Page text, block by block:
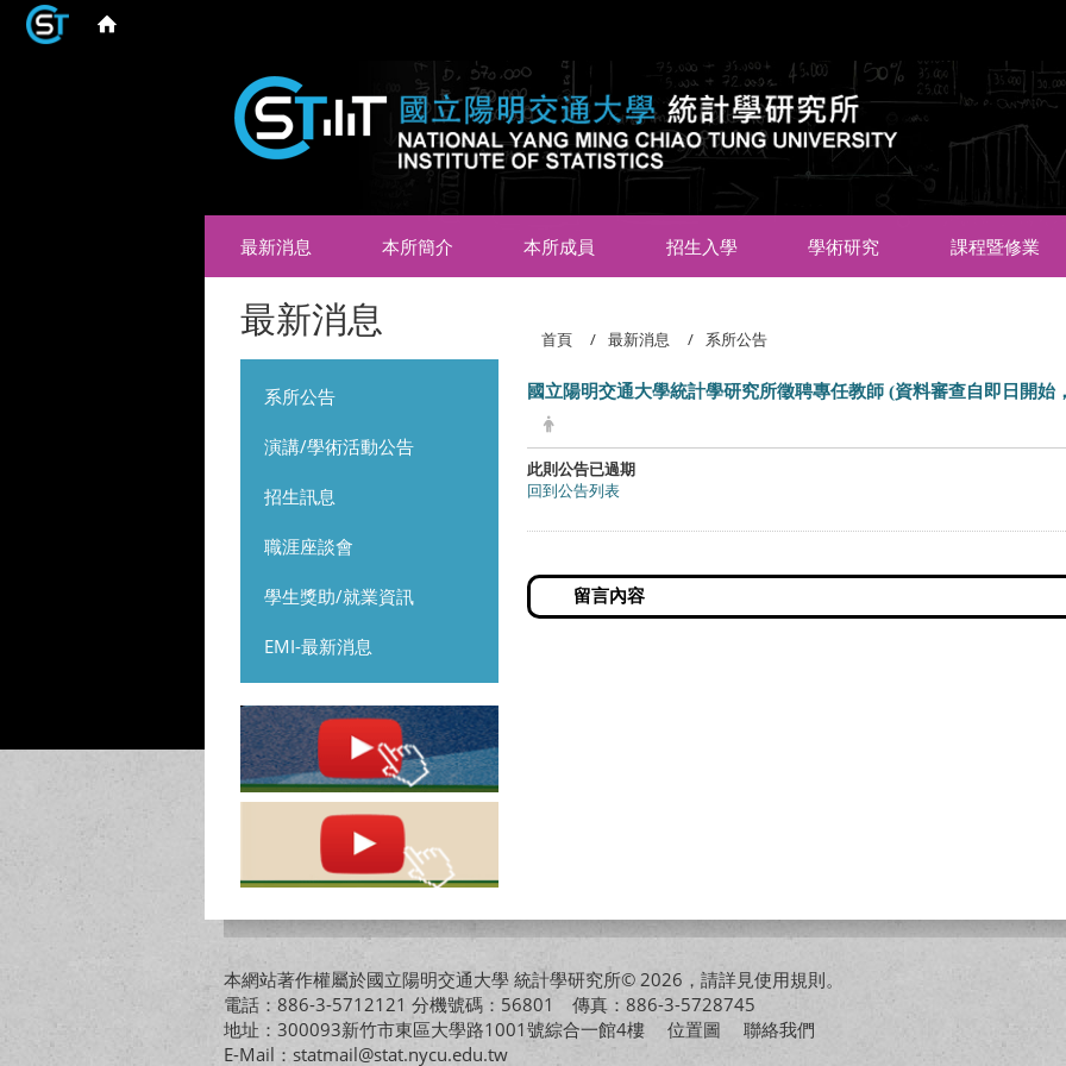
最新消息 本所簡介 本所成員 招生入學 學術研究 課程暨修業
最新消息
系所公告
演講/學術活動公告
招生訊息
職涯座談會
學生獎助/就業資訊
EMI-最新消息
首頁 最新消息 系所公告
國立陽明交通大學統計學研究所徵聘專任教師 (資料審查自即日開始
此則公告已過期
回到公告列表
本網站著作權屬於國立陽明交通大學 統計學研究所© 2026，請詳見使用規則。
電話：886-3-5712121 分機號碼：56801 傳真：886-3-5728745
地址：300093新竹市東區大學路1001號綜合一館4樓 位置圖
聯絡我們
E-Mail：statmail@stat.nycu.edu.tw